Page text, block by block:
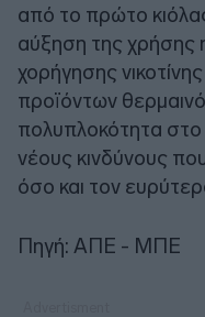
από το πρώτο
αύξηση της χρήσης
χορήγησης
προϊόντων
πολυπλοκότητα
νέους κινδύνους
όσο και τον
Πηγή: ΑΠΕ - ΜΠΕ